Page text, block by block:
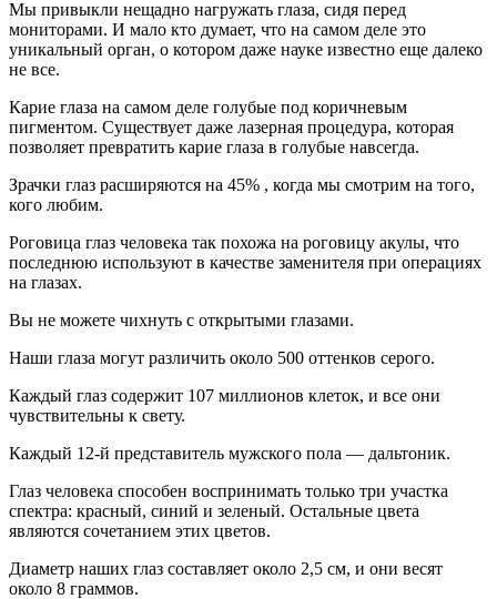
Мы привыкли нещадно нагружать глаза, сидя перед
мониторами. И мало кто думает, что на самом деле это
уникальный орган, о котором даже науке известно еще далеко
не все.
Карие глаза на самом деле голубые под коричневым
пигментом. Существует даже лазерная процедура, которая
позволяет превратить карие глаза в голубые навсегда.
Зрачки глаз расширяются на 45% , когда мы смотрим на того,
кого любим.
Роговица глаз человека так похожа на роговицу акулы, что
последнюю используют в качестве заменителя при операциях
на глазах.
Вы не можете чихнуть с открытыми глазами.
Наши глаза могут различить около 500 оттенков серого.
Каждый глаз содержит 107 миллионов клеток, и все они
чувствительны к свету.
Каждый 12-й представитель мужского пола — дальтоник.
Глаз человека способен воспринимать только три участка
спектра: красный, синий и зеленый. Остальные цвета
являются сочетанием этих цветов.
Диаметр наших глаз составляет около 2,5 см, и они весят
около 8 граммов.